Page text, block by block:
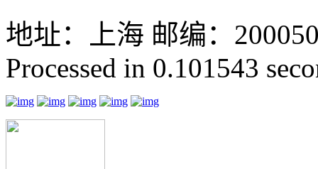
地址：上海 邮编：
Processed in 0.101543